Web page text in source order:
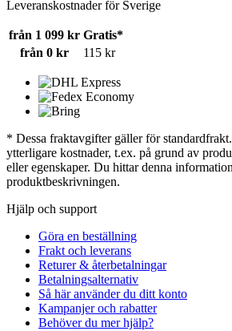
Leveranskostnader för Sverige
från 1 099 kr Gratis*
från 0 kr
115 kr
* Dessa fraktavgifter gäller för
ytterligare kostnader, t.ex. på grund av
eller egenskaper. Du hittar denna
produktbeskrivningen.
Hjälp och support
Göra en beställning
Frakt och leverans
Returer & återbetalningar
Betalningsalternativ
Så här använder du ditt konto
Kampanjer och rabatter
Behöver du mer hjälp?